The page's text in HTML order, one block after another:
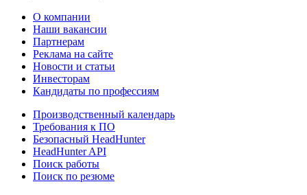
О компании
Наши вакансии
Партнерам
Реклама на сайте
Новости и статьи
Инвесторам
Кандидаты по профессиям
Производственный календарь
Требования к ПО
Безопасный HeadHunter
HeadHunter API
Поиск работы
Поиск по резюме